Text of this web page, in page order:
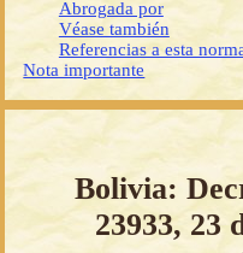
Abrogada por
Véase también
Referencias a esta
Nota importante
Bolivia:
23933, 23